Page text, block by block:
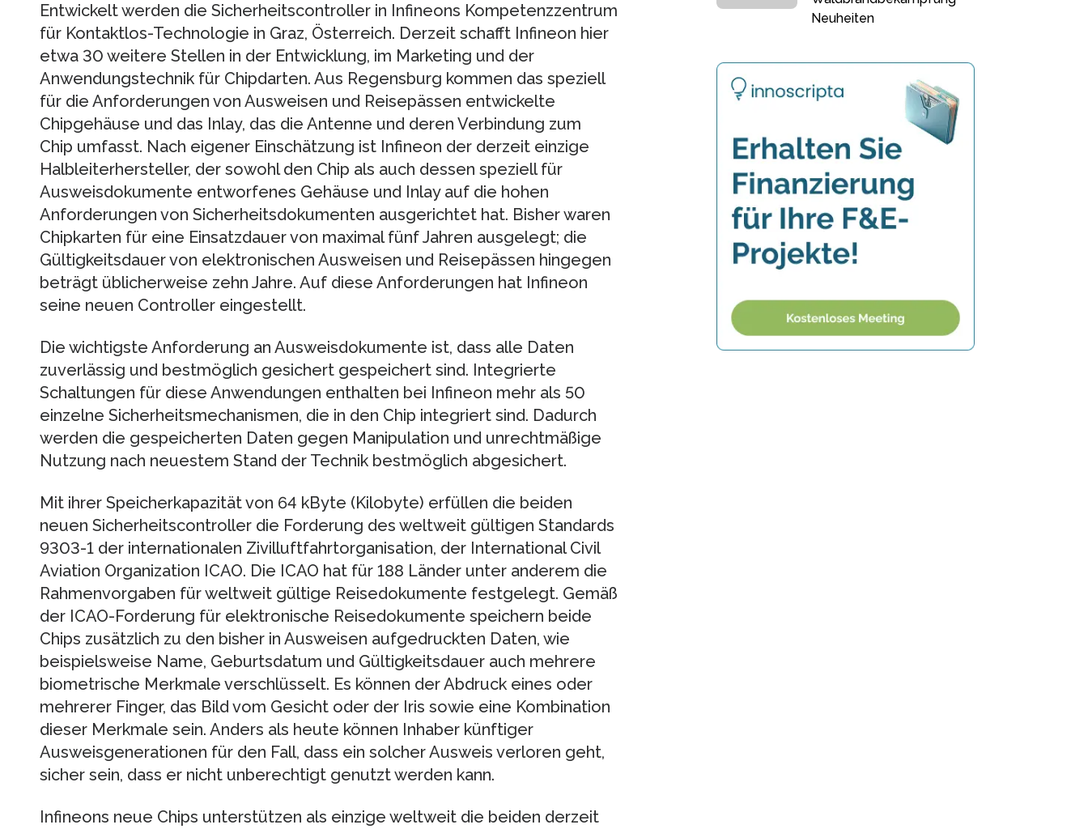
Entwickelt werden die Sicherheitscontroller in Infineons Kompetenzzentrum
für Kontaktlos-Technologie in Graz, Österreich. Derzeit schafft Infineon hier
etwa 30 weitere Stellen in der Entwicklung, im Marketing und der
Anwendungstechnik für Chipdarten. Aus Regensburg kommen das speziell
für die Anforderungen von Ausweisen und Reisepässen entwickelte
Chipgehäuse und das Inlay, das die Antenne und deren Verbindung zum
Chip umfasst. Nach eigener Einschätzung ist Infineon der derzeit einzige
Halbleiterhersteller, der sowohl den Chip als auch dessen speziell für
Ausweisdokumente entworfenes Gehäuse und Inlay auf die hohen
Anforderungen von Sicherheitsdokumenten ausgerichtet hat. Bisher waren
Chipkarten für eine Einsatzdauer von maximal fünf Jahren ausgelegt; die
Gültigkeitsdauer von elektronischen Ausweisen und Reisepässen hingegen
beträgt üblicherweise zehn Jahre. Auf diese Anforderungen hat Infineon
seine neuen Controller eingestellt.
Die wichtigste Anforderung an Ausweisdokumente ist, dass alle Daten
zuverlässig und bestmöglich gesichert gespeichert sind. Integrierte
Schaltungen für diese Anwendungen enthalten bei Infineon mehr als 50
einzelne Sicherheitsmechanismen, die in den Chip integriert sind. Dadurch
werden die gespeicherten Daten gegen Manipulation und unrechtmäßige
Nutzung nach neuestem Stand der Technik bestmöglich abgesichert.
Mit ihrer Speicherkapazität von 64 kByte (Kilobyte) erfüllen die beiden
neuen Sicherheitscontroller die Forderung des weltweit gültigen Standards
9303-1 der internationalen Zivilluftfahrtorganisation, der International Civil
Aviation Organization ICAO. Die ICAO hat für 188 Länder unter anderem die
Rahmenvorgaben für weltweit gültige Reisedokumente festgelegt. Gemäß
der ICAO-Forderung für elektronische Reisedokumente speichern beide
Chips zusätzlich zu den bisher in Ausweisen aufgedruckten Daten, wie
beispielsweise Name, Geburtsdatum und Gültigkeitsdauer auch mehrere
biometrische Merkmale verschlüsselt. Es können der Abdruck eines oder
mehrerer Finger, das Bild vom Gesicht oder der Iris sowie eine Kombination
dieser Merkmale sein. Anders als heute können Inhaber künftiger
Ausweisgenerationen für den Fall, dass ein solcher Ausweis verloren geht,
sicher sein, dass er nicht unberechtigt genutzt werden kann.
Infineons neue Chips unterstützen als einzige weltweit die beiden derzeit
Neuheiten